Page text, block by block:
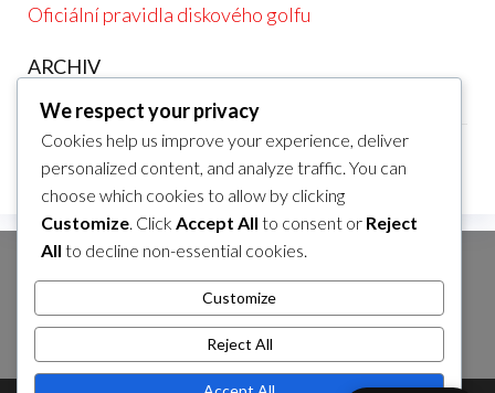
Oficiální pravidla diskového golfu
ARCHIV
February 2026
January 2026
HLEDAT
Search
We respect your privacy
Cookies help us improve your experience, deliver
personalized content, and analyze traffic. You can
choose which cookies to allow by clicking
Customize. Click Accept All to consent or Reject
All to decline non-essential cookies.
Customize
Reject All